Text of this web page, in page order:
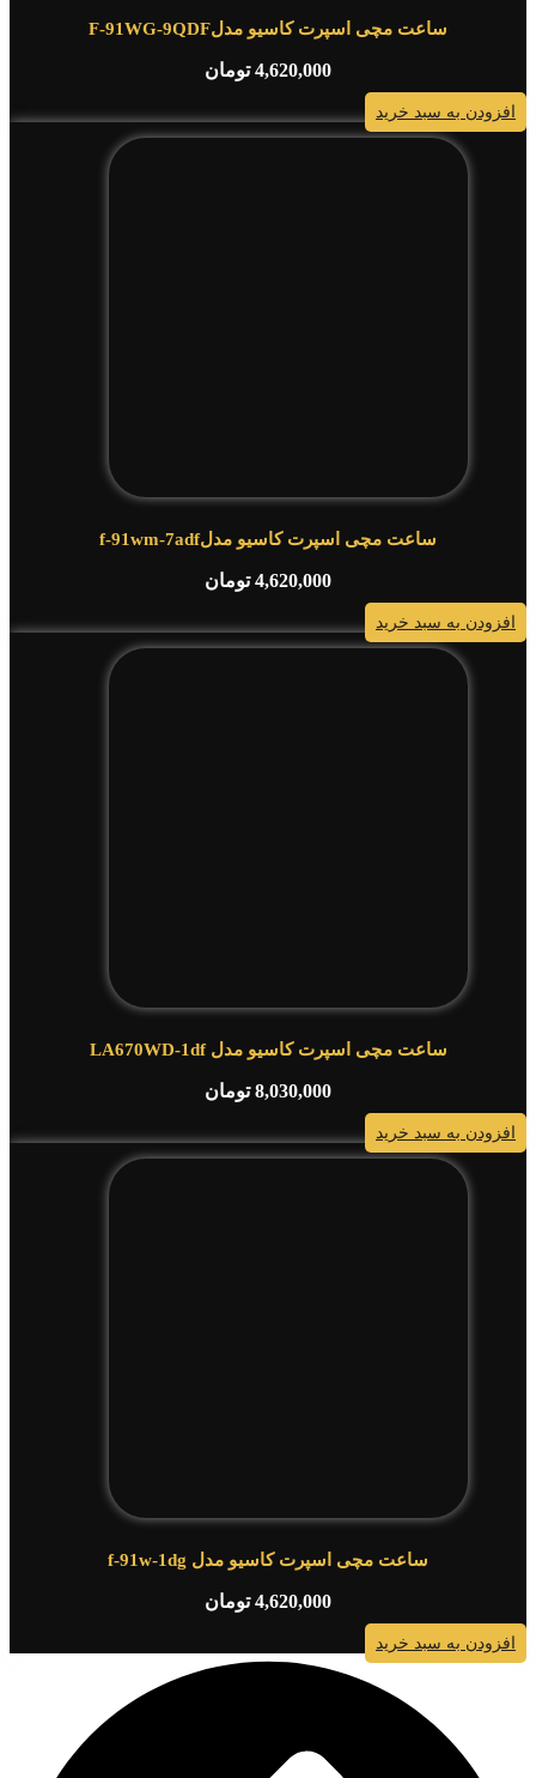
ساعت مچی اسپرت کاسیو مدلF-91WG-9QDF
4,620,000 تومان
افزودن به سبد خرید
ساعت مچی اسپرت کاسیو مدلf-91wm-7adf
4,620,000 تومان
افزودن به سبد خرید
ساعت مچی اسپرت کاسیو مدل LA670WD-1df
8,030,000 تومان
افزودن به سبد خرید
ساعت مچی اسپرت کاسیو مدل f-91w-1dg
4,620,000 تومان
افزودن به سبد خرید